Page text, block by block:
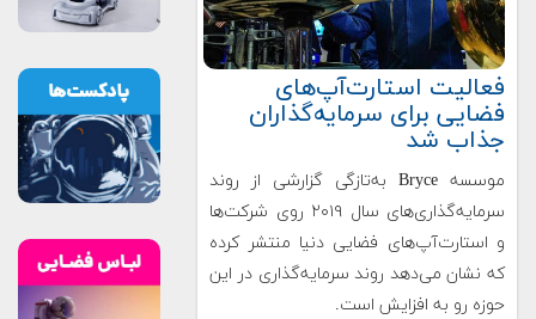
فعالیت‌ استارت‌آپ‌های
فضایی برای سرمایه‌گذاران
جذاب شد
موسسه Bryce به‌تازگی گزارشی از روند
سرمایه‌گذاری‌های سال ۲۰۱۹ روی شرکت‌ها
و استارت‌آپ‌های فضایی دنیا منتشر کرده
که نشان می‌دهد روند سرمایه‌گذاری در این
حوزه رو به افزایش است.